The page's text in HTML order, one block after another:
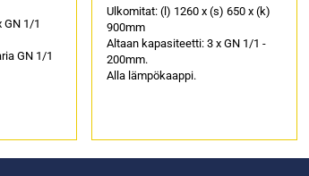
GN 1/1
GN 1/1
Ulkomitat: (l) 1260 x (s) 650 x (k)
900mm
Altaan kapasiteetti: 3 x GN 1/1 -
200mm.
Alla lämpökaappi.